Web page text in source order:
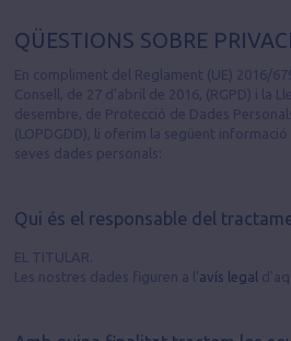
QÜESTIONS SOBRE
En compliment del Reglament (UE) 2016/
Consell, de 27 d'abril de 2016, (RGPD) i la
desembre, de Protecció de Dades
(LOPDGDD), li oferim la següent
seves dades personals:
Qui és el responsable del
EL TITULAR.
Les nostres dades figuren a l'avís legal